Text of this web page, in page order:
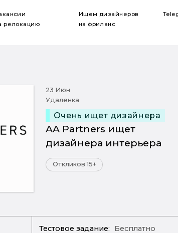
релокацию
Ищем дизайнеров
на фриланс
23 Июн
Удаленка
Очень ищет дизайнера
AA Partners ищет
дизайнера интерьера
Откликов 15+
Тестовое задание: Бесплатно